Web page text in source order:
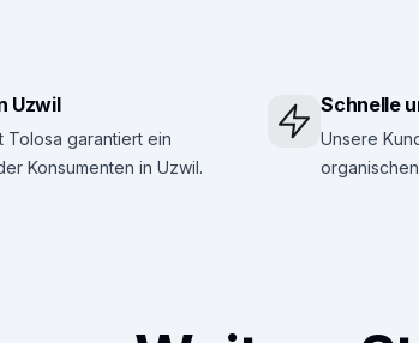
Uzwil
Tolosa garantiert ein
Konsumenten in Uzwil.
Schnelle
Unsere